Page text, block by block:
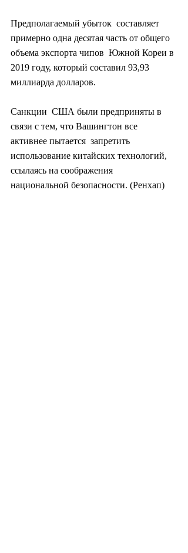
Предполагаемый убыток  составляет
примерно одна десятая часть от общего
объема экспорта чипов  Южной Кореи в
2019 году, который составил 93,93
миллиарда долларов.
Санкции  США были предприняты в
связи с тем, что Вашингтон все
активнее пытается  запретить
использование китайских технологий,
ссылаясь на соображения
национальной безопасности. (Ренхап)